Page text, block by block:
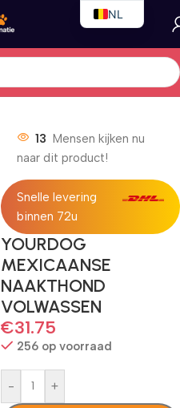
13 Mensen kijken nu
naar dit product!
Snelle levering
binnen 72u
YOURDOG
MEXICAANSE
NAAKTHOND
VOLWASSEN
€31.75
256 op voorraad
- +
NL